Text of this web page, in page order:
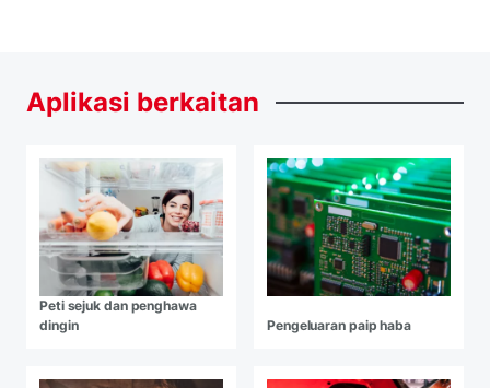
Aplikasi berkaitan
Peti sejuk dan penghawa
dingin
Pengeluaran paip haba